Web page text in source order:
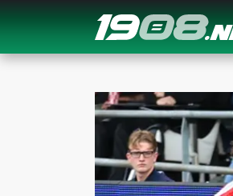
Navigation